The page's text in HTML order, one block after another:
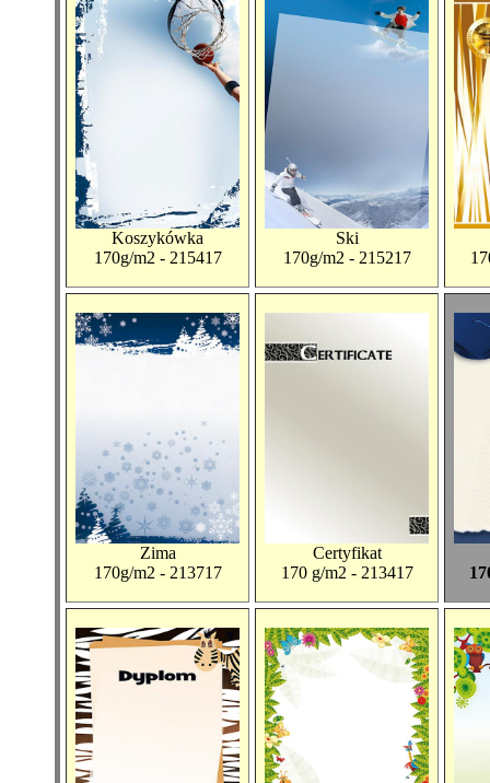
Koszykówka
170g/m2 - 215417
Ski
170g/m2 - 215217
Zima
170g/m2 - 213717
Certyfikat
170 g/m2 - 213417